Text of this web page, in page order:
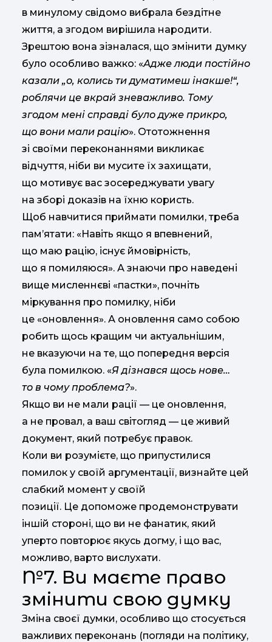
в минулому свідомо вибрала бездітне
життя, а згодом вирішила народити.
Зрештою вона зізналася, що змінити думку
було особливо важко: «Адже люди постійно
казали „о, колись ти думатимеш інакше!“,
роблячи це вкрай зневажливо. Тому
згодом мені справді було дуже прикро,
що вони мали рацію». Ототожнення
зі своїми переконаннями викликає
відчуття, ніби ви мусите їх захищати,
що мотивує вас зосереджувати увагу
на зборі доказів на їхню користь.
Щоб навчитися приймати помилки, треба
пам’ятати: «Навіть якщо я впевнений,
що маю рацію, існує ймовірність,
що я помиляюся». А знаючи про наведені
вище мисленнєві «пастки», почніть
міркування про помилку, ніби
це «оновлення». А оновлення само собою
робить щось кращим чи актуальнішим,
не вказуючи на те, що попередня версія
була помилкою. «Я дізнався щось нове…
то в чому проблема?».
Якщо ви не мали рації — це оновлення,
а не провал, а ваш світогляд — це живий
документ, який потребує правок.
Коли ви розумієте, що припустилися
помилок у своїй аргументації, визнайте цей
слабкий момент у своїй
позиції. Це допоможе продемонструвати
іншій стороні, що ви не фанатик, який
уперто повторює якусь догму, і що вас,
можливо, варто вислухати.
№7. Ви маєте право
змінити свою думку
Зміна своєї думки, особливо що стосується
важливих переконань (погляди на політику,